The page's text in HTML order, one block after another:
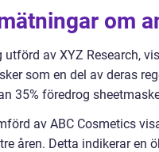
om
utförd av XYZ Research,
som en del av deras
35% föredrog
av ABC Cosmetics
åren. Detta indikerar